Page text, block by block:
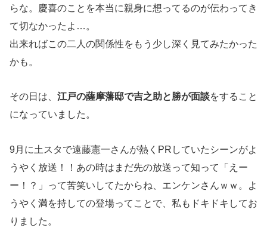
らな。慶喜のことを本当に親身に想ってるのが伝わってき
て切なかったよ…。
出来ればこの二人の関係性をもう少し深く見てみたかった
かも。
その日は、 江戸の薩摩藩邸で吉之助と勝が面談をすること
になっていました。
9月に土スタで遠藤憲一さんが熱くPRしていたシーンがよ
うやく放送！！あの時はまだ先の放送って知って「えー
ー！？」って苦笑いしてたからね、エンケンさんｗｗ。よ
うやく満を持しての登場ってことで、私もドキドキしてお
りました。